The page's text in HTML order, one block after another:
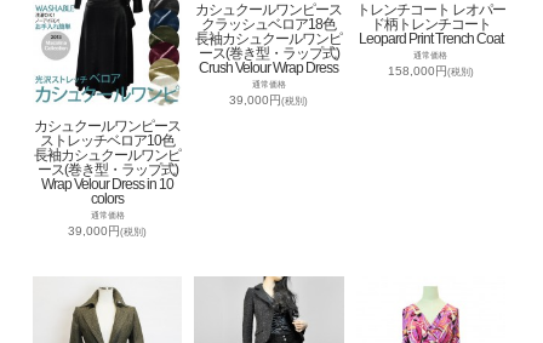
カシュクールワンピース
ストレッチベロア10色
長袖カシュクールワンピ
ース(巻き型・ラップ式)
Wrap Velour Dress in 10
colors
通常価格
39,000円(税別)
カシュクールワンピース
クラッシュベロア18色
長袖カシュクールワンピ
ース(巻き型・ラップ式)
Crush Velour Wrap Dress
通常価格
39,000円(税別)
トレンチコート レオパー
ド柄トレンチコート
Leopard Print Trench Coat
通常価格
158,000円(税別)